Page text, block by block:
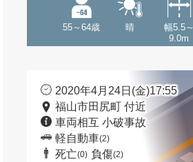
55～64歳 晴
幅5.5～
9.0m
2020年4月24日(金)17:55
福山市田尻町 付近
車両相互 小破事故
軽自動車(2)
死亡(0) 負傷(2)